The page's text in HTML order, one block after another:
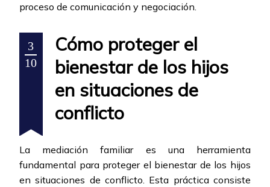
proceso de comunicación y negociación.
3
10
Cómo proteger el
bienestar de los hijos
en situaciones de
conflicto
La mediación familiar es una herramienta
fundamental para proteger el bienestar de los hijos
en situaciones de conflicto. Esta práctica consiste